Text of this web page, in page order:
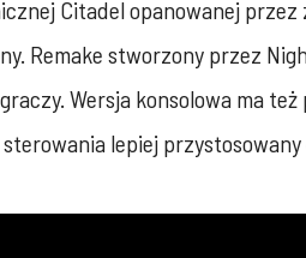
Citadel opanowanej
Remake stworzony przez
Wersja konsolowa ma
lepiej przystosowany